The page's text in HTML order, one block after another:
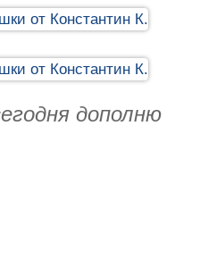
дополню